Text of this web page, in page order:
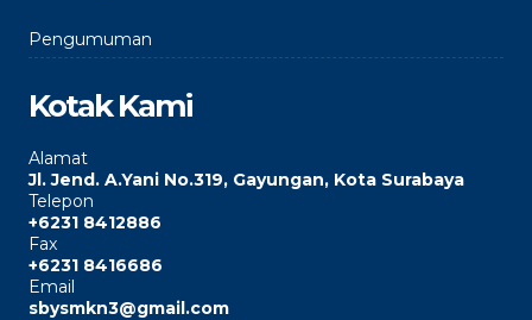
Pengumuman
Kotak Kami
Alamat
Jl. Jend. A.Yani No.319, Gayungan, Kota Surabaya
Telepon
+6231 8412886
Fax
+6231 8416686
Email
sbysmkn3@gmail.com